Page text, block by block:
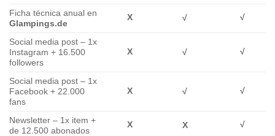
Ficha técnica anual en
Glampings.de
Χ √ √
Social media post – 1x
Instagram + 16.500
followers
Χ √ √
Social media post – 1x
Facebook + 22.000
fans
Χ √ √
Newsletter – 1x item +
de 12.500 abonados
Χ Χ √